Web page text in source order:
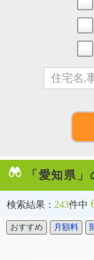
「愛知県
検索結果： 243件中
おすすめ 月額料